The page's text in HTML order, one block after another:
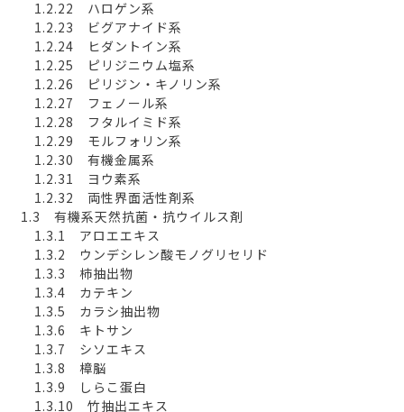
1.2.22 ハロゲン系
1.2.23 ビグアナイド系
1.2.24 ヒダントイン系
1.2.25 ピリジニウム塩系
1.2.26 ピリジン・キノリン系
1.2.27 フェノール系
1.2.28 フタルイミド系
1.2.29 モルフォリン系
1.2.30 有機金属系
1.2.31 ヨウ素系
1.2.32 両性界面活性剤系
1.3 有機系天然抗菌・抗ウイルス剤
1.3.1 アロエエキス
1.3.2 ウンデシレン酸モノグリセリド
1.3.3 柿抽出物
1.3.4 カテキン
1.3.5 カラシ抽出物
1.3.6 キトサン
1.3.7 シソエキス
1.3.8 樟脳
1.3.9 しらこ蛋白
1.3.10 竹抽出エキス